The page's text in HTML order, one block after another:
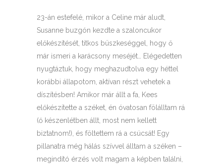
23-án estefelé, mikor a Celine már aludt,
Susanne buzgón kezdte a szaloncukor
előkészítését, titkos büszkeséggel, hogy ő
már ismeri a karácsony meséjét… Elégedetten
nyugtáztuk, hogy meghazudtolva egy héttel
korábbi állapotom, aktívan részt vehetek a
díszítésben! Amikor már állt a fa, Kees
előkészítette a széket, én óvatosan fölálltam rá
(ő készenlétben állt, most nem kellett
biztatnom!), és föltettem rá a csúcsát! Egy
pillanatra még hálás szívvel álltam a széken –
megindító érzés volt magam a képben találni,